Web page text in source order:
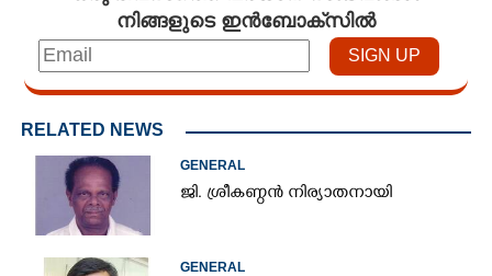
നിങ്ങളുടെ ഇൻബോക്സിൽ
RELATED NEWS
GENERAL
ജി. ശ്രീകണ്ഠൻ നിര്യാതനായി
GENERAL